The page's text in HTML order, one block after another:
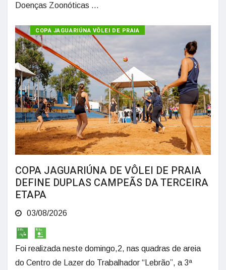
Doenças Zoonóticas ...
COPA JAGUARIÚNA VÔLEI DE PRAIA
COPA JAGUARIÚNA DE VÔLEI DE PRAIA
DEFINE DUPLAS CAMPEÃS DA TERCEIRA
ETAPA
03/08/2026
Foi realizada neste domingo,2, nas quadras de areia
do Centro de Lazer do Trabalhador “Lebrão”, a 3ª